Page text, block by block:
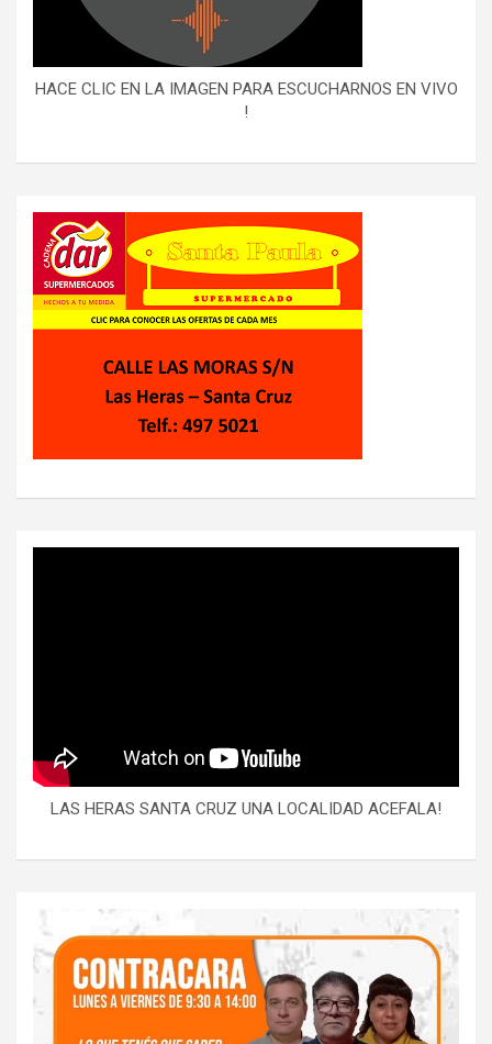
HACE CLIC EN LA IMAGEN PARA ESCUCHARNOS EN VIVO
!
LAS HERAS SANTA CRUZ UNA LOCALIDAD ACEFALA!